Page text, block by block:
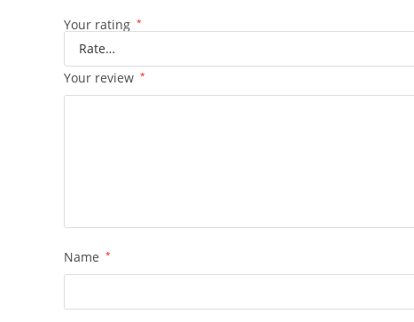
Your rating *
Your review *
Name *